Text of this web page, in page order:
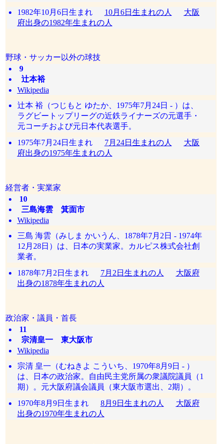
1982年10月6日生まれ 10月6日生まれの人
大阪
府出身の1982年生まれの人
野球・サッカー以外の球技
9
辻本裕
Wikipedia
辻本 裕（つじもと ゆたか、1975年7月24日 - ）は、
ラグビートップリーグの近鉄ライナーズの元選手・
元コーチおよび元日本代表選手。
1975年7月24日生まれ 7月24日生まれの人
大阪
府出身の1975年生まれの人
経営者・実業家
10
三島海雲 箕面市
Wikipedia
三島 海雲（みしま かいうん、1878年7月2日 - 1974年
12月28日）は、日本の実業家。カルピス株式会社創
業者。
1878年7月2日生まれ 7月2日生まれの人
大阪府
出身の1878年生まれの人
政治家・議員・首長
11
宗清皇一 東大阪市
Wikipedia
宗清 皇一（むねきよ こういち、1970年8月9日 - ）
は、日本の政治家。自由民主党所属の衆議院議員（1
期）。元大阪府議会議員（東大阪市選出、2期）。
1970年8月9日生まれ 8月9日生まれの人
大阪府
出身の1970年生まれの人